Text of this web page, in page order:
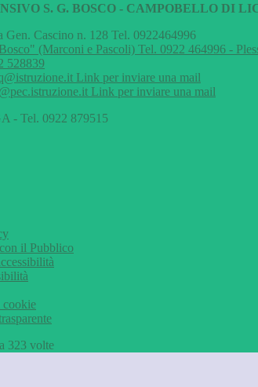
S. G. BOSCO - CAMPOBELLO DI
Gen. Cascino n. 128 Tel. 0922464996
(Marconi e Pascoli) Tel. 0922 464996 -
528839
Link per inviare una mail
Link per inviare una mail
- Tel. 0922 879515
il Pubblico
cookie
323 volte